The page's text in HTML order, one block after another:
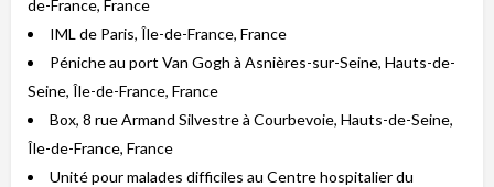
de-France, France
IML de Paris, Île-de-France, France
Péniche au port Van Gogh à Asnières-sur-Seine, Hauts-de-
Seine, Île-de-France, France
Box, 8 rue Armand Silvestre à Courbevoie, Hauts-de-Seine,
Île-de-France, France
Unité pour malades difficiles au Centre hospitalier du